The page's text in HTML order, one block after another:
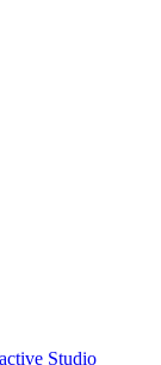
Studio